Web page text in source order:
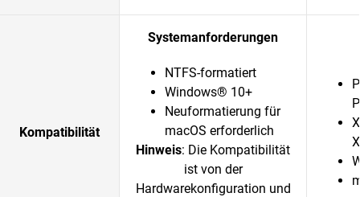
Kompatibilität
Systemanforderungen
NTFS-formatiert
Windows® 10+
Neuformatierung für
macOS erforderlich
Hinweis: Die Kompatibilität
ist von der
Hardwarekonfiguration und